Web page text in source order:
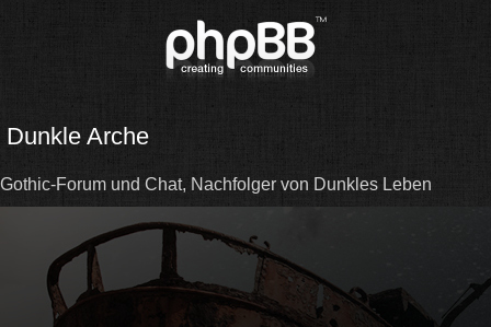
Dunkle Arche
Gothic-Forum und Chat, Nachfolger von Dunkles Leben